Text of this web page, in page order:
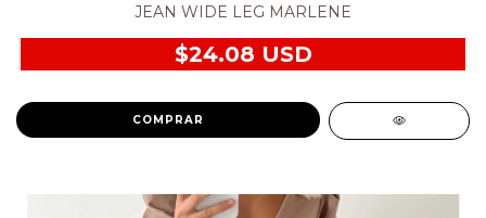
JEAN WIDE LEG MARLENE
$24.08 USD
COMPRAR